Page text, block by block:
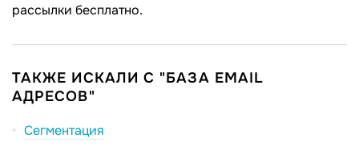
рассылки бесплатно.
ТАКЖЕ ИСКАЛИ С "БАЗА EMAIL
АДРЕСОВ"
Сегментация